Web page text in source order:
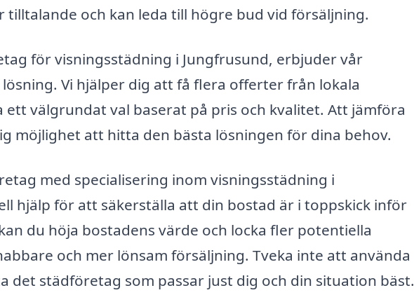
och kan leda till högre bud vid försäljning.
för visningsstädning i Jungfrusund, erbjuder vår
Vi hjälper dig att få flera offerter från lokala
välgrundat val baserat på pris och kvalitet. Att jämföra
möjlighet att hitta den bästa lösningen för dina behov.
med specialisering inom visningsstädning i
hjälp för att säkerställa att din bostad är i toppskick inför
du höja bostadens värde och locka fler potentiella
och mer lönsam försäljning. Tveka inte att använda
städföretag som passar just dig och din situation bäst.